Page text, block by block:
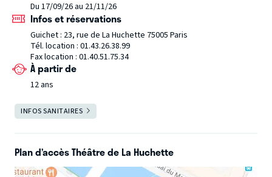
Du 17/09/26 au 21/11/26
Infos et réservations
Guichet : 23, rue de La Huchette 75005 Paris
Tél. location : 01.43.26.38.99
Fax location : 01.40.51.75.34
À partir de
12 ans
Salle ouverte
Nous sommes à votre disposition pour tout renseignement au 01
43 26 38 99 ou sur reservation@theatre-huchette.com
INFOS SANITAIRES
Plan d’accès Théâtre de La Huchette